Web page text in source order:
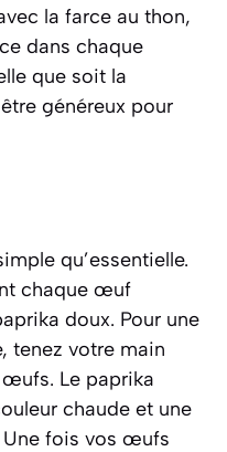
la farce au thon,
dans chaque
que soit la
généreux pour
qu’essentielle.
chaque œuf
doux. Pour une
tenez votre main
Le paprika
chaude et une
Une fois vos œufs